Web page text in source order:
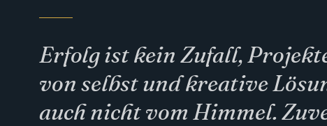
​Erfolg ist kein Zufall,
von selbst und kreative
auch nicht vom Himmel.